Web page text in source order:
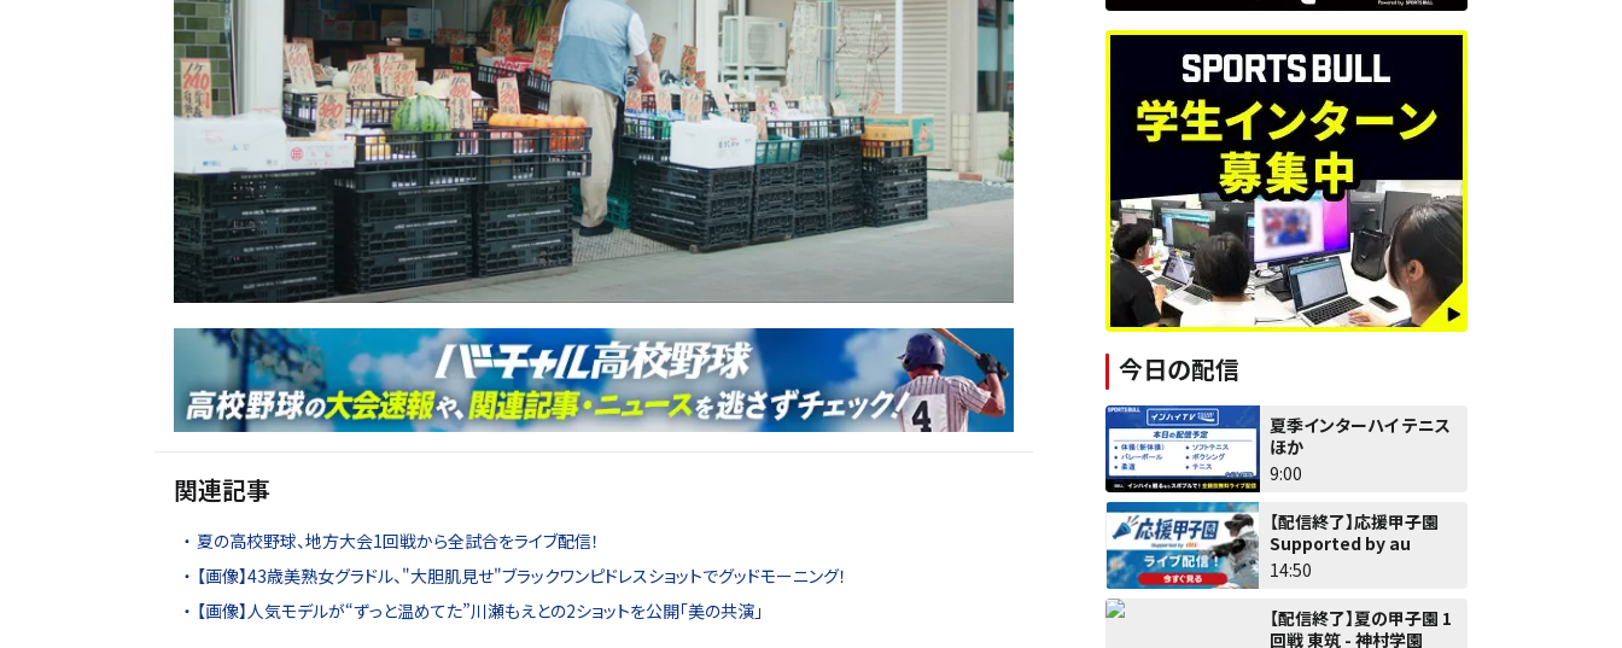
関連記事
夏の高校野球、地方大会1回戦から全試合をライブ配信！
【画像】43歳美熟女グラドル、"大胆肌見せ"ブラックワンピドレスショットでグッドモーニング！
【画像】人気モデルが“ずっと温めてた”川瀬もえとの2ショットを公開「美の共演」
今日の配信
夏季インターハイ テニス
ほか
9:00
【配信終了】応援甲子園
Supported by au
14:50
【配信終了】夏の甲子園 1
回戦 東筑 - 神村学園